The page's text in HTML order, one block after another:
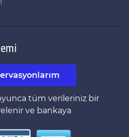
tüm verileriniz bir
ve bankaya